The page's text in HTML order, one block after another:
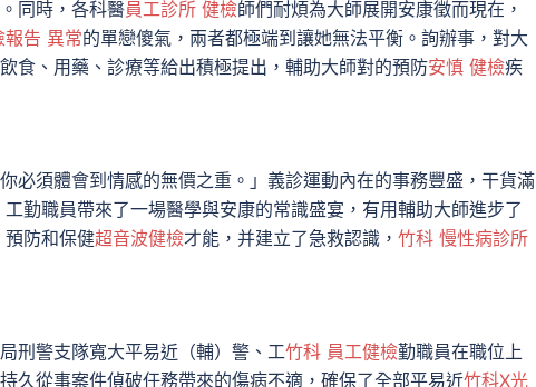
同時，各科醫員工診所 健檢師們耐煩為大師展開安康徵而現在，
告 異常的單戀傻氣，兩者都極端到讓她無法平衡。詢辦事，對大
食、用藥、診療等給出積極提出，輔助大師對的預防安慎 健檢疾
須體會到情感的無價之重。」義診運動內在的事務豐盛，干貨滿
工勤職員帶來了一場醫學與安康的常識盛宴，有用輔助大師進步了
預防和保健超音波健檢才能，并建立了急救認識， 竹科 慢性病診所
警支隊寬大平易近（輔）警、工竹科 員工健檢勤職員在職位上
久從事案件偵破任務帶來的傷病不適，確保了全部平易近竹科X光